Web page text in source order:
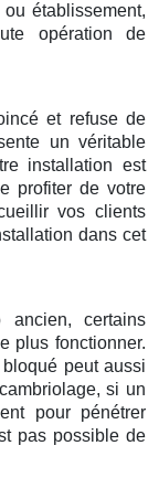
établissement,
opération de
et refuse de
un véritable
installation est
profiter de votre
vos clients
dans cet
certains
plus fonctionner.
peut aussi
si un
pour pénétrer
pas possible de